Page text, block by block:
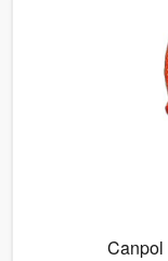
Canpol